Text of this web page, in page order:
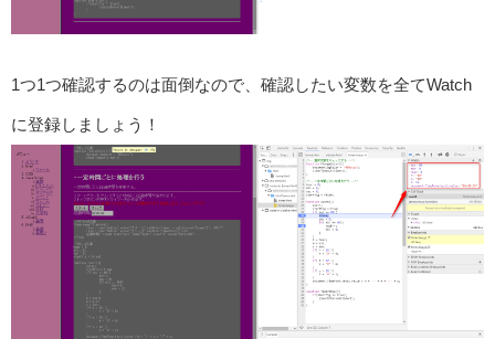
1つ1つ確認するのは面倒なので、確認したい変数を全てWatch
に登録しましょう！